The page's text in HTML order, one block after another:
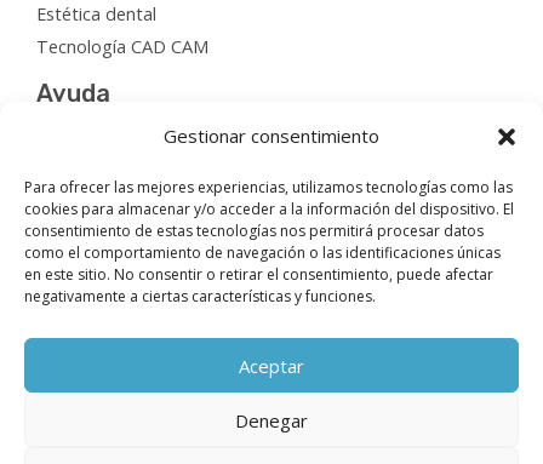
Gestionar consentimiento
Para ofrecer las mejores experiencias, utilizamos tecnologías como las
cookies para almacenar y/o acceder a la información del dispositivo. El
consentimiento de estas tecnologías nos permitirá procesar datos
como el comportamiento de navegación o las identificaciones únicas
en este sitio. No consentir o retirar el consentimiento, puede afectar
negativamente a ciertas características y funciones.
Aceptar
Denegar
Estética dental
Tecnología CAD CAM
Ayuda
Política de privacidad
Política de cookies
Accesibilidad
Mapa del sitio
Copyright © 2026 Laboratori Dental Aranguren | Diseñado por D&D